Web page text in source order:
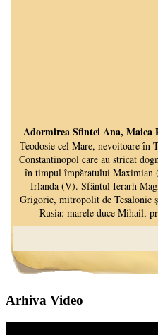
Arhiva Video